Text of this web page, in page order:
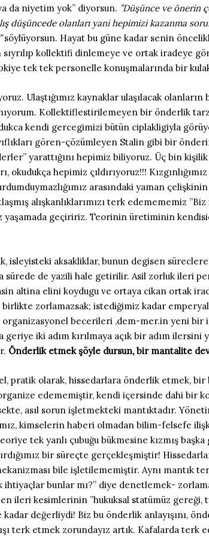
da niyetim yok” diyorsun. ”Düşünce ve önerin
düşüncede olanları yani hepimizi kazanma
söylüyorsun. Hayat bu güne kadar senin
kollektifi dinlemeye ve ortak iradeye
tek tek personelle konuşmalarında bir
Ulaştığımız kaynaklar ulaşılacak
Kollektiflestirilemeyen bir önderlik
kendi gercegimizi bütün ciplakligiyla
gören-çözümleyen Stalin gibi bir
yarattığını hepimiz biliyoruz. Üç bin
okudukça hepimiz çıldırıyoruz!!!
arasındaki yaman
alışkanlıklarımızı terk edemememiz
geçiririz. Teorinin üretiminin
isleyisteki aksakliklar, bunun degisen
sürede de yazili hale getirilir. Asil zorluk ileri
altina elini koydugu ve ortaya cikan ortak
zorlamazsak; istediğimiz kadar
becerileri ,dem-mer.in yeni bir
iki adım kırılmaya açık bir adım ilersini
Önderlik etmek şöyle dursun, bir mantalite
pratik olarak, hissedarlara önderlik etmek,
edememiştir, kendi içersinde dahi bir
asıl sorun işletmekteki mantıktadır.
kimselerin haberi olmadan bilim-felsefe
tek yanlı çubuğu bükmesine kızmış
bir süreçte gerçekleşmiştir!
bile işletilememiştir. Aynı mantık
bunlar mı?” diye denetlemek-
ileri kesimlerinin ”hukuksal statümüz
değerliydi! Biz bu önderlik anlayışını,
terk etmek zorundayız artık. Kafalarda terk